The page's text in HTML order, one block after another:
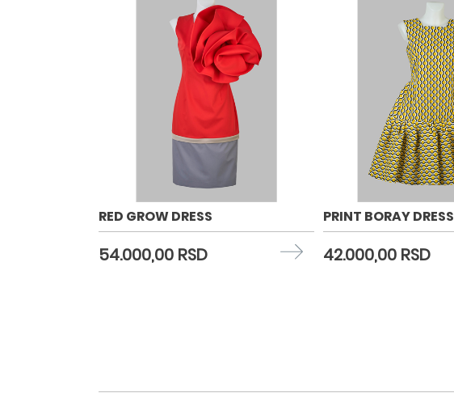
RED GROW DRESS
54.000,00 RSD
PRINT BORAY DRESS
42.000,00 RSD